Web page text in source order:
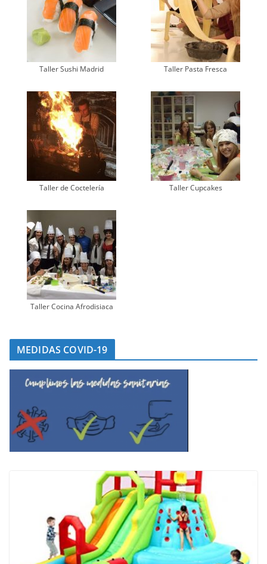
Taller Sushi Madrid Taller Pasta Fresca
Taller de Coctelería Taller Cupcakes
Taller Cocina Afrodisiaca
MEDIDAS COVID-19